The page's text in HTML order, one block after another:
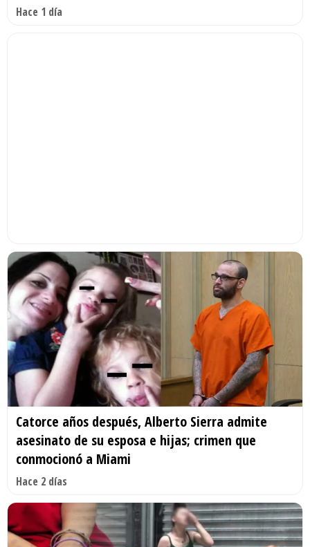
Hace 1 día
Catorce años después, Alberto Sierra admite
asesinato de su esposa e hijas; crimen que
conmocionó a Miami
Hace 2 días